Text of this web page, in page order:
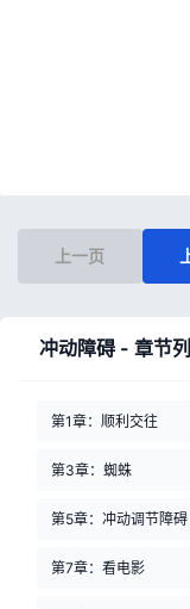
上一页
冲动障碍 - 章节
第1章：顺利交往
第3章：蜘蛛
第5章：冲动调节障碍
第7章：看电影